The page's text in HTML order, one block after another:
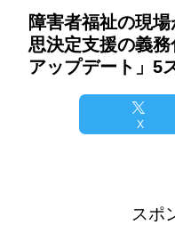
障害者福祉の現
思決定支援の義
アップデート」5
X
スポ